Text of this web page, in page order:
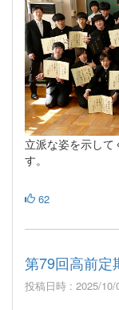
立派な姿を示して
す。
62
第79回高前定
投稿日時 : 2025/10/